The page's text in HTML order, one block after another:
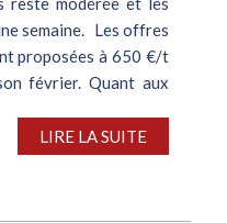
semaine. Les offres
proposées à 650 €/t
février. Quant aux
LIRE LA SUITE